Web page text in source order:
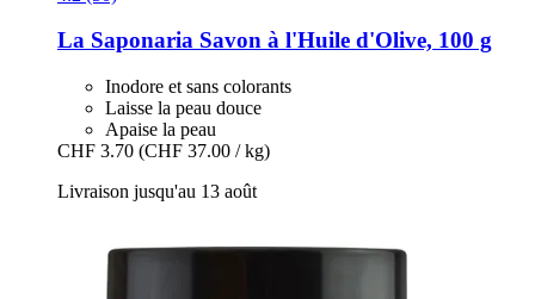
La Saponaria Savon à l'Huile d'Olive, 100 g
Inodore et sans colorants
Laisse la peau douce
Apaise la peau
CHF 3.70 (CHF 37.00 / kg)
Livraison jusqu'au 13 août